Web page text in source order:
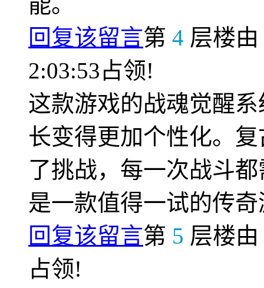
回复该留言第 4 层楼由
2:03:53占领!
这款游戏的战魂觉醒
长变得更加个性化。
了挑战，每一次战斗
是一款值得一试的传
回复该留言第 5 层楼由
占领!